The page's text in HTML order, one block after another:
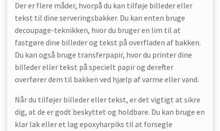
Der er flere måder, hvorpå du kan tilføje billeder eller
tekst til dine serveringsbakker. Du kan enten bruge
decoupage-teknikken, hvor du bruger en lim til at
fastgøre dine billeder og tekst på overfladen af bakken.
Du kan også bruge transferpapir, hvor du printer dine
billeder eller tekst på specielt papir og derefter
overfører dem til bakken ved hjælp af varme eller vand.
Når du tilføjer billeder eller tekst, er det vigtigt at sikre
dig, at de er godt beskyttet og holdbare. Du kan bruge en
klar lak eller et lag epoxyharpiks til at forsegle